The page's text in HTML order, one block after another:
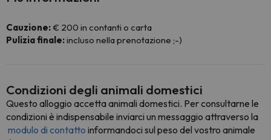
Cauzione:€ 200 in contanti o carta
Pulizia finale:incluso nella prenotazione ;-)
Condizioni degli animali domestici
Questo alloggio accetta animali domestici. Per consultarne le
condizioni è indispensabile inviarci un messaggio attraverso la
modulo di contatto informandoci sul peso del vostro animale